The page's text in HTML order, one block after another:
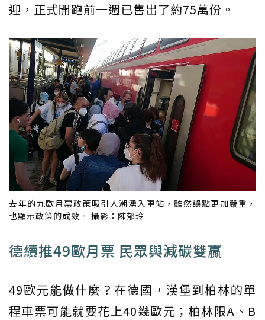
迎，正式開跑前一週已售出了約75萬份。
去年的九歐月票政策吸引人潮湧入車站，雖然誤點更加嚴重，
也顯示政策的成效。 攝影：陳郁玲
​德續推49歐月票 民眾與減碳雙贏
49歐元能做什麼？在德國，漢堡到柏林的單
程車票可能就要花上40幾歐元；柏林限A、B